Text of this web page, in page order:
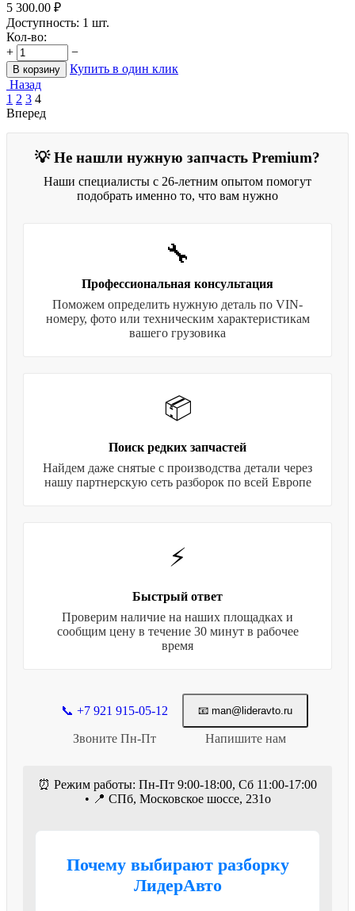
5 300.00 ₽
Доступность: 1 шт.
Кол-во:
+
−
В корзину
Купить в один клик
Назад
1 2 3 4
Вперед
💡 Не нашли нужную запчасть Premium?
Наши специалисты с 26-летним опытом помогут
подобрать именно то, что вам нужно
🔧
Профессиональная консультация
Поможем определить нужную деталь по VIN-
номеру, фото или техническим характеристикам
вашего грузовика
📦
Поиск редких запчастей
Найдем даже снятые с производства детали через
нашу партнерскую сеть разборок по всей Европе
⚡
Быстрый ответ
Проверим наличие на наших площадках и
сообщим цену в течение 30 минут в рабочее
время
📞 +7 921 915-05-12
Звоните Пн-Пт
📧 man@lideravto.ru
Напишите нам
⏰ Режим работы: Пн-Пт 9:00-18:00, Сб 11:00-17:00
• 📍 СПб, Московское шоссе, 231о
Почему выбирают разборку
ЛидерАвто